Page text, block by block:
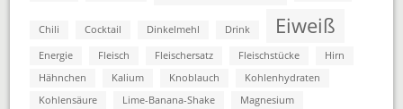
Chili Cocktail Dinkelmehl Drink Eiweiß
Energie Fleisch Fleischersatz Fleischstücke
Hirn
Hähnchen
Kalium Knoblauch
Kohlenhydraten
Kohlensäure
Lime-Banana-Shake Magnesium